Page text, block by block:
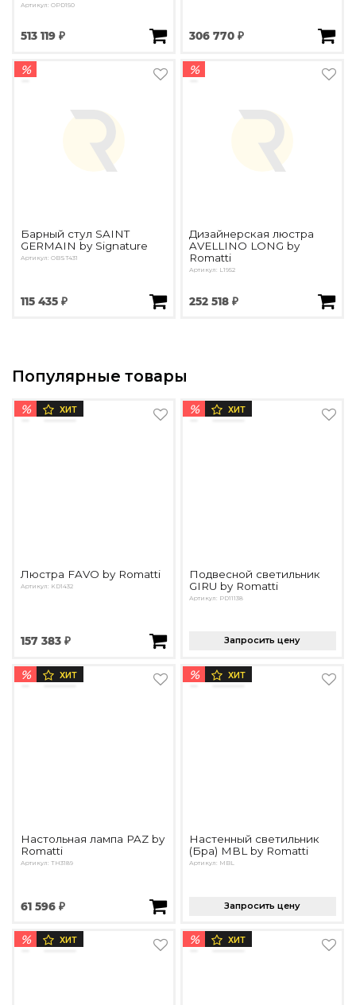
Артикул: OPD150
513 119 ₽ 306 770 ₽
%
Барный стул SAINT
GERMAIN by Signature
Артикул: OBST431
115 435 ₽
%
Дизайнерская люстра
AVELLINO LONG by
Romatti
Артикул: L1952
252 518 ₽
Популярные товары
% ХИТ
Люстра FAVO by Romatti
Артикул: KD1432
157 383 ₽
% ХИТ
Подвесной светильник
GIRU by Romatti
Артикул: PD11138
Запросить цену
% ХИТ
Настольная лампа PAZ by
Romatti
Артикул: TH3189
61 596 ₽
% ХИТ
Настенный светильник
(Бра) MBL by Romatti
Артикул: MBL
Запросить цену
% ХИТ % ХИТ